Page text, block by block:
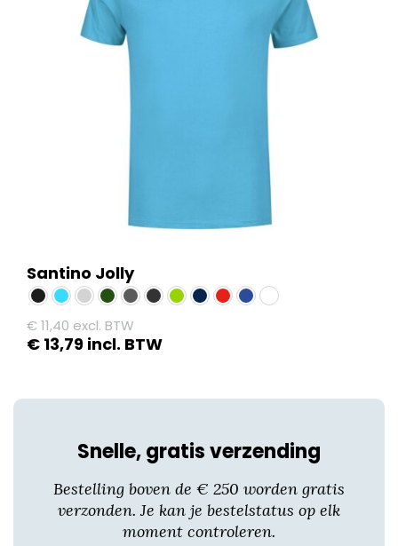
Santino Jolly
€11,40 excl. BTW
€ 13,79 incl. BTW
variaties.
optie
Snelle, gratis verzending
Bestelling boven de € 250 worden gratis
verzonden. Je kan je bestelstatus op elk
moment controleren.